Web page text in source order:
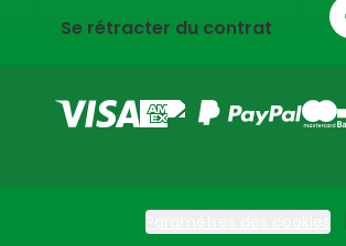
Se rétracter du contrat